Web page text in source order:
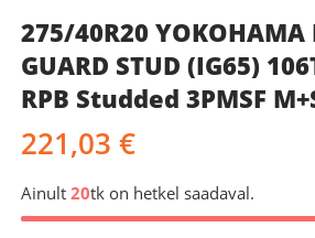
275/40R20 YOKOHAMA
GUARD STUD (IG65)
RPB Studded 3PMSF
221,03 €
Ainult 20tk on hetkel saadaval.